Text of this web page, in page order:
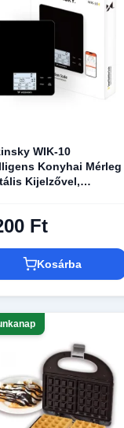
WIK-10
Konyhai Mérleg
Kijelzővel,
Ft
Kosárba